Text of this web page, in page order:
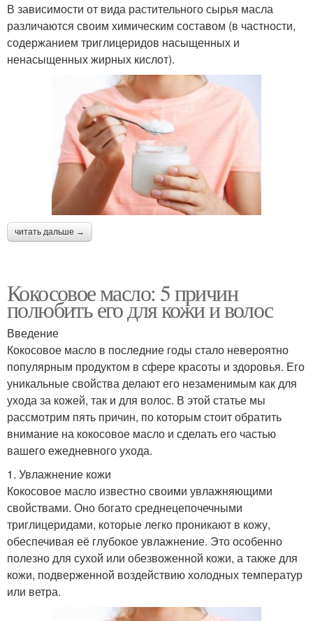
В зависимости от вида растительного сырья масла
различаются своим химическим составом (в частности,
содержанием триглицеридов насыщенных и
ненасыщенных жирных кислот).
читать дальше →
Кокосовое масло: 5 причин
полюбить его для кожи и волос
Введение
Кокосовое масло в последние годы стало невероятно
популярным продуктом в сфере красоты и здоровья. Его
уникальные свойства делают его незаменимым как для
ухода за кожей, так и для волос. В этой статье мы
рассмотрим пять причин, по которым стоит обратить
внимание на кокосовое масло и сделать его частью
вашего ежедневного ухода.
1. Увлажнение кожи
Кокосовое масло известно своими увлажняющими
свойствами. Оно богато среднецепочечными
триглицеридами, которые легко проникают в кожу,
обеспечивая её глубокое увлажнение. Это особенно
полезно для сухой или обезвоженной кожи, а также для
кожи, подверженной воздействию холодных температур
или ветра.